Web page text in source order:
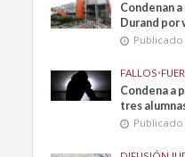
Condenan
Durand
FALLOS•
Condena a
tres